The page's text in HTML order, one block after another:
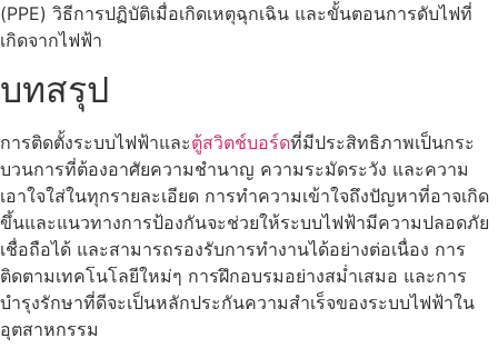
(PPE) วิธีการปฏิบัติเมื่อเกิดเหตุฉุกเฉิน และขั้นตอนการดับไฟที่
เกิดจากไฟฟ้า
บทสรุป
การติดตั้งระบบไฟฟ้าและตู้สวิตช์บอร์ดที่มีประสิทธิภาพเป็นกระ
บวนการที่ต้องอาศัยความชำนาญ ความระมัดระวัง และความ
เอาใจใส่ในทุกรายละเอียด การทำความเข้าใจถึงปัญหาที่อาจเกิด
ขึ้นและแนวทางการป้องกันจะช่วยให้ระบบไฟฟ้ามีความปลอดภัย
เชื่อถือได้ และสามารถรองรับการทำงานได้อย่างต่อเนื่อง การ
ติดตามเทคโนโลยีใหม่ๆ การฝึกอบรมอย่างสม่ำเสมอ และการ
บำรุงรักษาที่ดีจะเป็นหลักประกันความสำเร็จของระบบไฟฟ้าใน
อุตสาหกรรม